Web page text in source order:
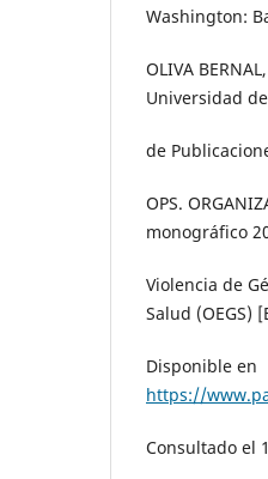
Washington:
OLIVA
Universidad
de
OPS.
monográfico
Violencia de
Salud (OEGS)
Disponible en
https://
Consultado el